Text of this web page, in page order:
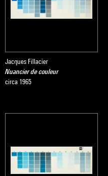
Jacques Fillacier
Nuancier de couleur
circa 1965